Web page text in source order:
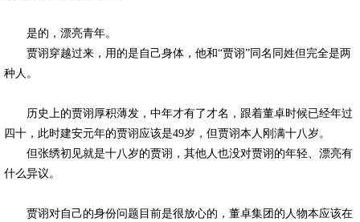
是的，漂亮青年。
贾诩穿越过来，用的是自己身体，他和“贾诩”同名同姓但完全是两
种人。
历史上的贾诩厚积薄发，中年才有了才名，跟着董卓时候已经年过
四十，此时建安元年的贾诩应该是49岁，但贾诩本人刚满十八岁。
但张绣初见就是十八岁的贾诩，其他人也没对贾诩的年轻、漂亮有
什么异议。
贾诩对自己的身份问题目前是很放心的，董卓集团的人物本应该在